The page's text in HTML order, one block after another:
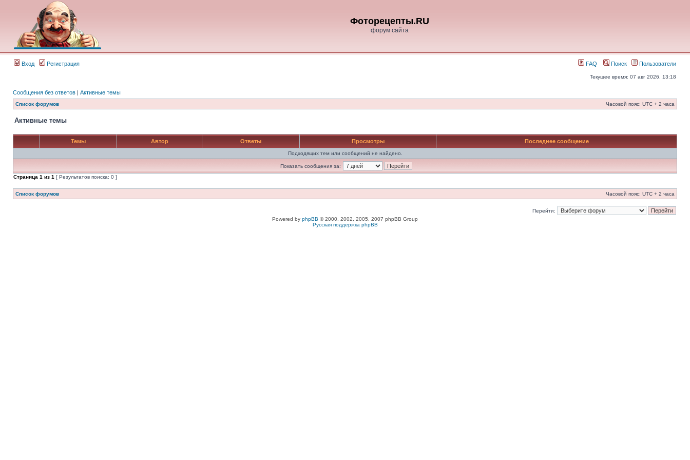
Фоторецепты.RU
форум сайта
Вход Регистрация FAQ Поиск Пользователи
Текущее время: 07 авг 2026, 13:18
Сообщения без ответов | Активные темы
Список форумов Часовой пояс: UTC + 2 часа
Активные темы
Темы Автор Ответы Просмотры Последнее сообщение
Подходящих тем или сообщений не найдено.
Показать сообщения за:
Страница 1 из 1 [ Результатов поиска: 0 ]
Список форумов Часовой пояс: UTC + 2 часа
Перейти:
Powered by phpBB © 2000, 2002, 2005, 2007 phpBB Group
Русская поддержка phpBB